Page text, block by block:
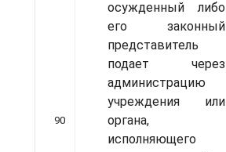
90
осужденный либо
его законный
представитель
подает через
администрацию
учреждения или
органа,
исполняющего